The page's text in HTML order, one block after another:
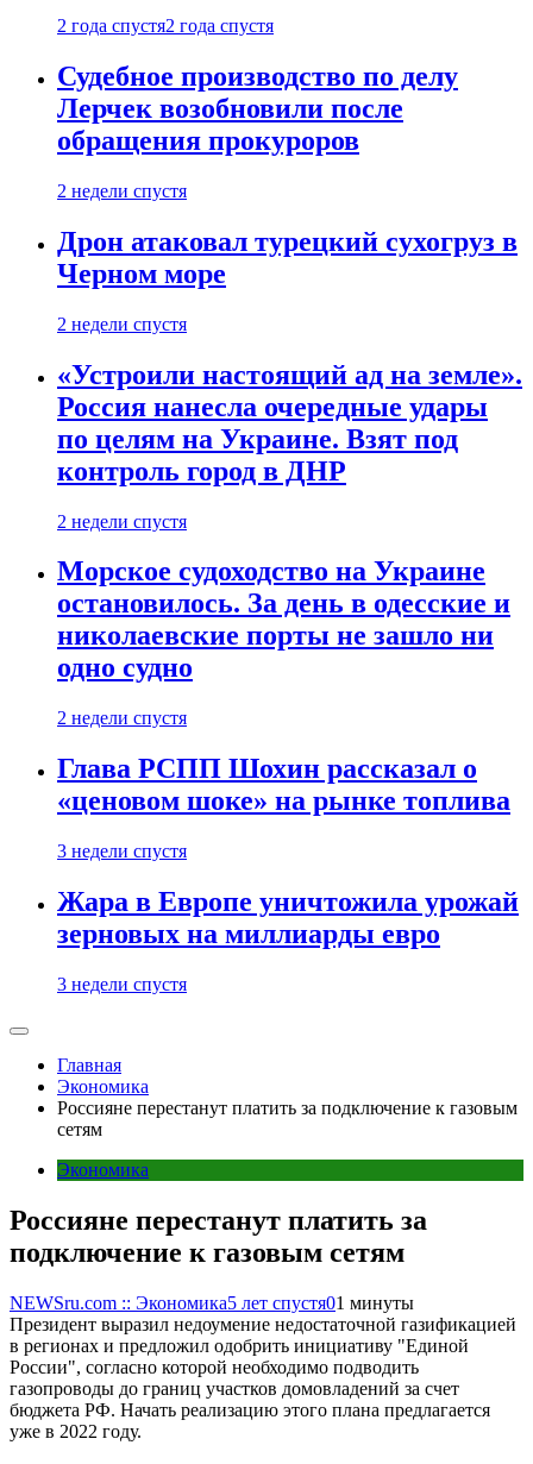
2 года спустя2 года спустя
Судебное производство по делу
Лерчек возобновили после
обращения прокуроров
2 недели спустя
Дрон атаковал турецкий сухогруз в
Черном море
2 недели спустя
«Устроили настоящий ад на земле».
Россия нанесла очередные удары
по целям на Украине. Взят под
контроль город в ДНР
2 недели спустя
Морское судоходство на Украине
остановилось. За день в одесские и
николаевские порты не зашло ни
одно судно
2 недели спустя
Глава РСПП Шохин рассказал о
«ценовом шоке» на рынке топлива
3 недели спустя
Жара в Европе уничтожила урожай
зерновых на миллиарды евро
3 недели спустя
Главная
Экономика
Россияне перестанут платить за подключение к газовым
сетям
Экономика
Россияне перестанут платить за
подключение к газовым сетям
NEWSru.com :: Экономика5 лет спустя01 минуты
Президент выразил недоумение недостаточной газификацией
в регионах и предложил одобрить инициативу "Единой
России", согласно которой необходимо подводить
газопроводы до границ участков домовладений за счет
бюджета РФ. Начать реализацию этого плана предлагается
уже в 2022 году.